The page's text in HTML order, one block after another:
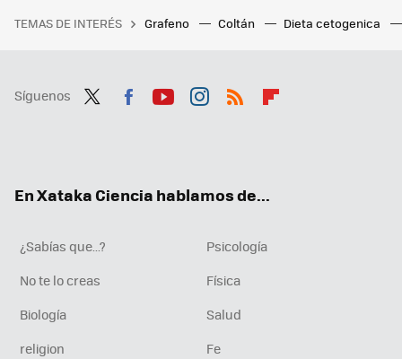
TEMAS DE INTERÉS Grafeno Coltán Dieta cetogenica
Síguenos
En Xataka Ciencia hablamos de...
¿Sabías que...?
Psicología
No te lo creas
Física
Biología
Salud
religion
Fe